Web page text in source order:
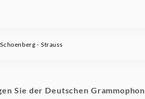
- Strauss
Sie der Deutschen Grammophon